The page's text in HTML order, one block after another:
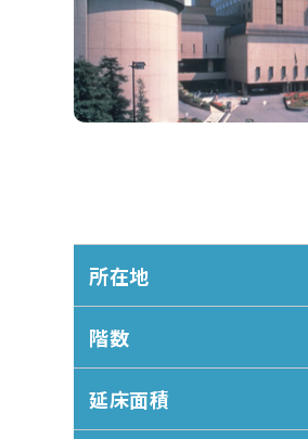
所在地
階数
延床面積